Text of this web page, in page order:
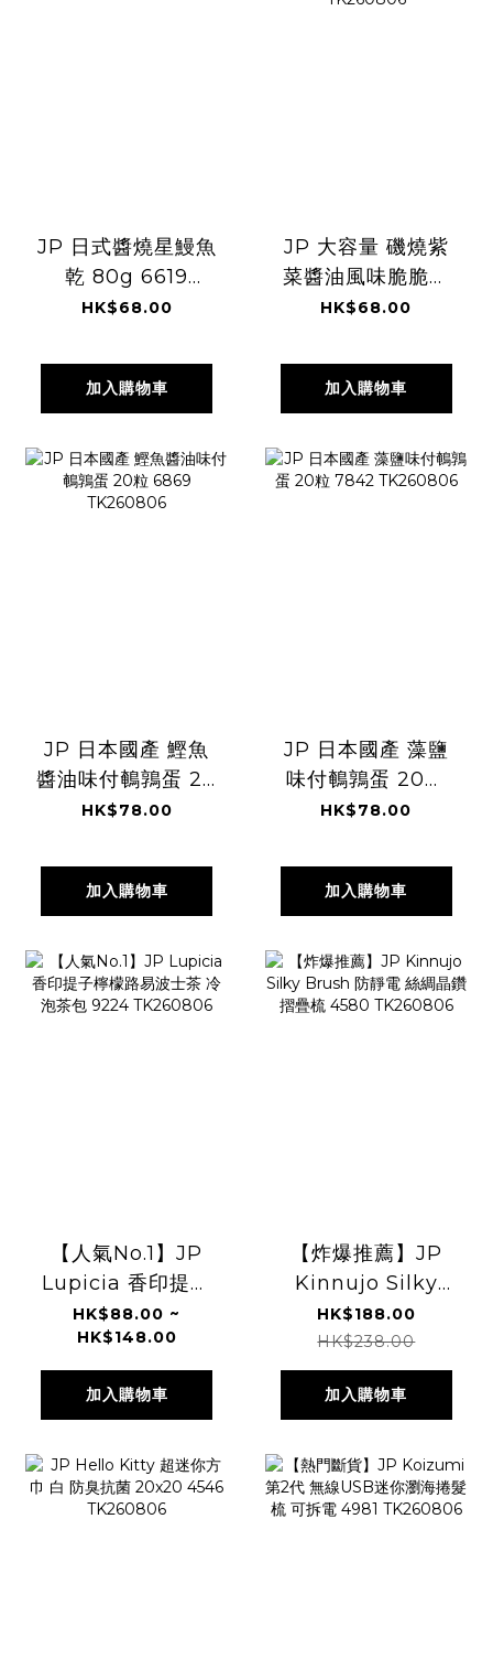
JP 日式醬燒星鰻魚
乾 80g 6619
TK260806
HK$68.00
加入購物車
JP 大容量 磯燒紫
菜醬油風味脆脆粒
米餅 220g 5220
HK$68.00
加入購物車
JP 日本國產 鰹魚
醬油味付鵪鶉蛋 20
粒 6869
HK$78.00
加入購物車
JP 日本國產 藻鹽
味付鵪鶉蛋 20粒
7842 TK260806
HK$78.00
加入購物車
【人氣No.1】JP
Lupicia 香印提子
檸檬路易波士茶 冷
泡茶包 9224
TK260806
HK$88.00 ~
HK$148.00
加入購物車
【炸爆推薦】JP
Kinnujo Silky
Brush 防靜電 絲綢
晶鑽摺疊梳 4580
TK260806
HK$188.00
HK$238.00
加入購物車